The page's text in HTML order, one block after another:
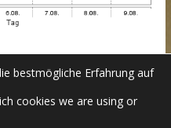
bestmögliche Erfahrung auf
cookies we are using or